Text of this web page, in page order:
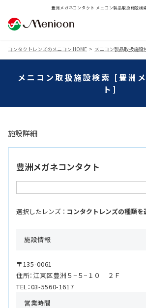
豊洲メガネコンタクト メニコン製品取扱施設
コンタクトレンズのメニコン HOME メニコン製品取扱施設
メニコン取扱施設検索 [豊洲
ト]
施設詳細
豊洲メガネコンタクト
選択したレンズ ： コンタクトレンズの種類を
施設情報
〒135-0061
住所：江東区豊洲５−５−１０ ２Ｆ
TEL：03-5560-1617
営業時間